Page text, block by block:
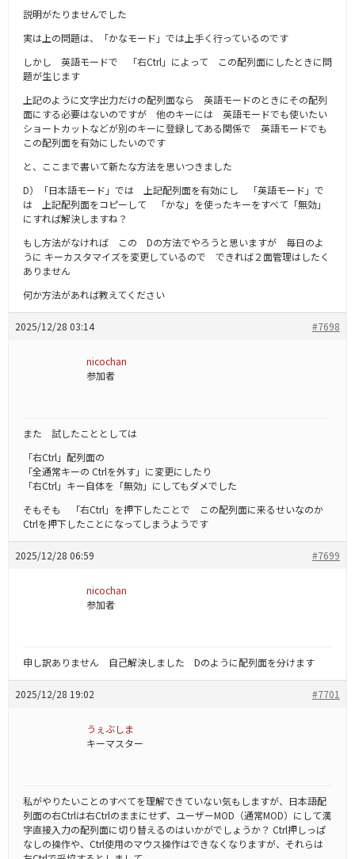
説明がたりませんでした
実は上の問題は、「かなモード」では上手く行っているのです
しかし 英語モードで 「右Ctrl」によって この配列面にしたときに問
題が生じます
上記のように文字出力だけの配列面なら 英語モードのときにその配列
面にする必要はないのですが 他のキーには 英語モードでも使いたい
ショートカットなどが別のキーに登録してある関係で 英語モードでも
この配列面を有効にしたいのです
と、ここまで書いて新たな方法を思いつきました
D）「日本語モード」では 上記配列面を有効にし 「英語モード」で
は 上記配列面をコピーして 「かな」を使ったキーをすべて「無効」
にすれば解決しますね？
もし方法がなければ この Dの方法でやろうと思いますが 毎日のよ
うに キーカスタマイズを変更しているので できれば２面管理はしたく
ありません
何か方法があれば教えてください
2025/12/28 03:14 #7698
nicochan
参加者
また 試したこととしては
「右Ctrl」配列面の
「全通常キーの Ctrlを外す」に変更にしたり
「右Ctrl」キー自体を「無効」にしてもダメでした
そもそも 「右Ctrl」を押下したことで この配列面に来るせいなのか
Ctrlを押下したことになってしまうようです
2025/12/28 06:59 #7699
nicochan
参加者
申し訳ありません 自己解決しました Dのように配列面を分けます
2025/12/28 19:02 #7701
うぇぶしま
キーマスター
私がやりたいことのすべてを理解できていない気もしますが、日本語配
列面の右Ctrlは右Ctrlのままにせず、ユーザーMOD（通常MOD）にして漢
字直接入力の配列面に切り替えるのはいかがでしょうか？ Ctrl押しっぱ
なしの操作や、Ctrl使用のマウス操作はできなくなりますが、それらは